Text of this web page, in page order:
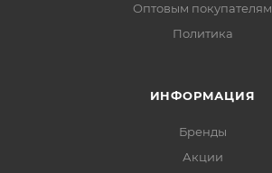
Оптовым покупателям
Политика
ИНФОРМАЦИЯ
Бренды
Акции